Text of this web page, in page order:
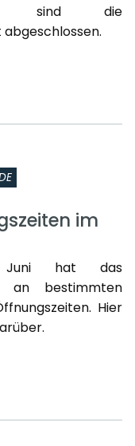
sind die
im
hat das
an bestimmten
Hier